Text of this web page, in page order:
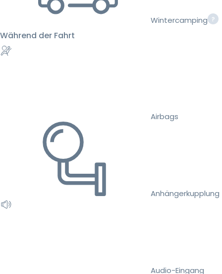
Wintercamping
Während der Fahrt
Airbags
Anhängerkupplung
Audio-Eingang